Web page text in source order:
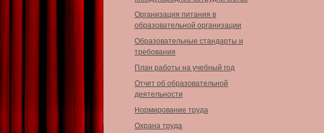
Организация питания в
образовательной организации
Образовательные стандарты и
требования
План работы на учебный год
Отчет об образовательной
деятельности
Нормирование труда
Охрана труда